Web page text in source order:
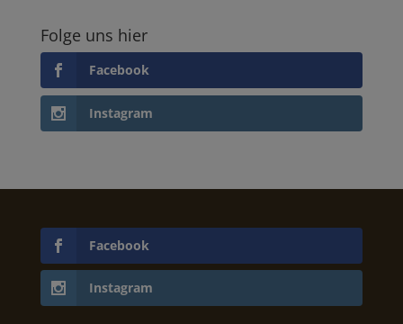
Folge uns hier
Facebook
Instagram
Facebook
Instagram